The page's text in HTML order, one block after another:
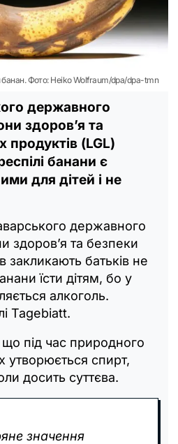
банан. Фото: Heiko Wolfraum/dpa/dpa-tmn
державного
здоров’я та
продуктів (LGL)
банани є
для дітей і не
державного
здоров’я та безпеки
закликають батьків не
їсти дітям, бо у
алкоголь.
Tagebiatt.
під час природного
утворюється спирт,
досить суттєва.
значення